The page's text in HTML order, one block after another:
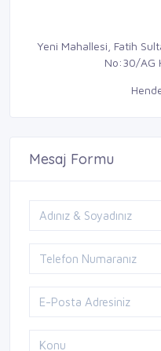
Yeni Mahallesi, Fatih
No:30/AG
Mesaj Formu